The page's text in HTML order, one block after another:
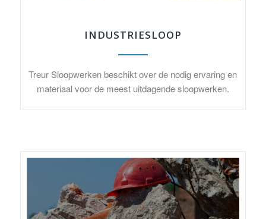
INDUSTRIESLOOP
Treur Sloopwerken beschikt over de nodig ervaring en
materiaal voor de meest uitdagende sloopwerken.